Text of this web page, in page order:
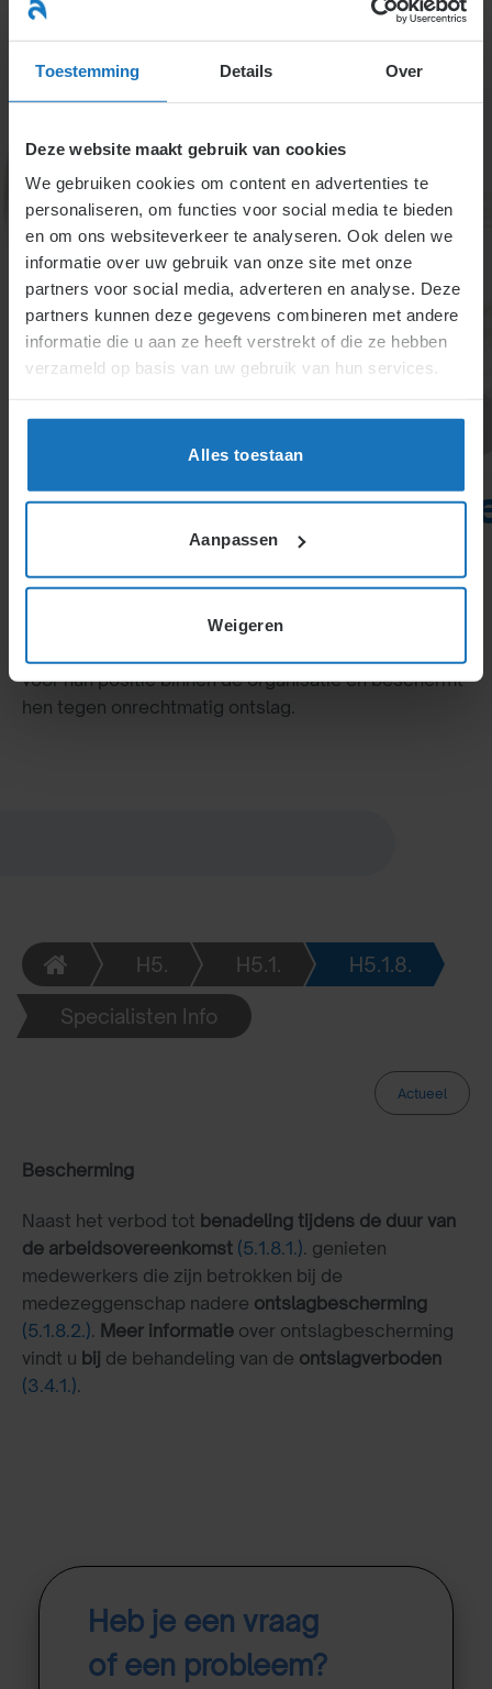
Toestemming Details Over
Deze website maakt gebruik van cookies
We gebruiken cookies om content en advertenties te
personaliseren, om functies voor social media te bieden
en om ons websiteverkeer te analyseren. Ook delen we
informatie over uw gebruik van onze site met onze
partners voor social media, adverteren en analyse. Deze
partners kunnen deze gegevens combineren met andere
informatie die u aan ze heeft verstrekt of die ze hebben
verzameld op basis van uw gebruik van hun services.
Alles toestaan
Aanpassen
Weigeren
naar
inhoud
5.1.8
(Ontslag)bescherming
leden
ondernemingsraad en
Werknemers die actief zijn in de medezeggenschap
hebben ontslagbescherming en mogen niet
benadeeld worden tijdens de arbeidsovereenkomst.
Meer informatie hierover staat bij de
voor hun positie binnen de organisatie en beschermt
hen tegen onrechtmatig ontslag.
H5. H5.1. H5.1.8.
Specialisten Info
Actueel
Bescherming
Naast het verbod tot benadeling tijdens de duur van
de arbeidsovereenkomst (5.1.8.1.). genieten
medewerkers die zijn betrokken bij de
medezeggenschap nadere ontslagbescherming
(5.1.8.2.). Meer informatie over ontslagbescherming
vindt u bij de behandeling van de ontslagverboden
(3.4.1.).
Heb je een vraag
of een probleem?